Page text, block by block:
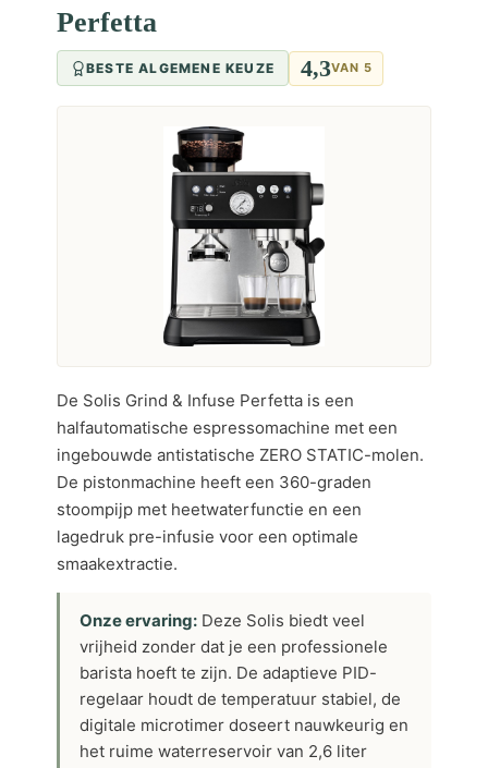
Perfetta
BESTE ALGEMENE KEUZE 4,3VAN 5
De Solis Grind & Infuse Perfetta is een
halfautomatische espressomachine met een
ingebouwde antistatische ZERO STATIC-molen.
De pistonmachine heeft een 360-graden
stoompijp met heetwaterfunctie en een
lagedruk pre-infusie voor een optimale
smaakextractie.
Onze ervaring: Deze Solis biedt veel
vrijheid zonder dat je een professionele
barista hoeft te zijn. De adaptieve PID-
regelaar houdt de temperatuur stabiel, de
digitale microtimer doseert nauwkeurig en
het ruime waterreservoir van 2,6 liter